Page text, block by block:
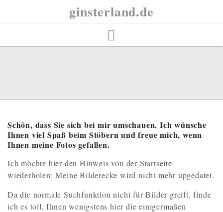
ginsterland.de
Schön, dass Sie sich bei mir umschauen. Ich wünsche
Ihnen viel Spaß beim Stöbern und freue mich, wenn
Ihnen meine Fotos gefallen.
Ich möchte hier den Hinweis von der Startseite
wiederholen: Meine Bilderecke wird nicht mehr upgedatet.
Da die normale Suchfunktion nicht für Bilder greift, finde
ich es toll, Ihnen wenigstens hier die einigermaßen